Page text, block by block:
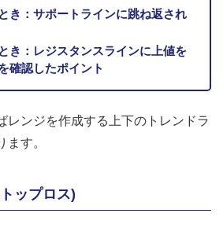
き：サポートラインに跳ね返され
き：レジスタンスラインに上値を
確認したポイント
レンジを作成する上下のトレンドラ
ます。
ップロス)